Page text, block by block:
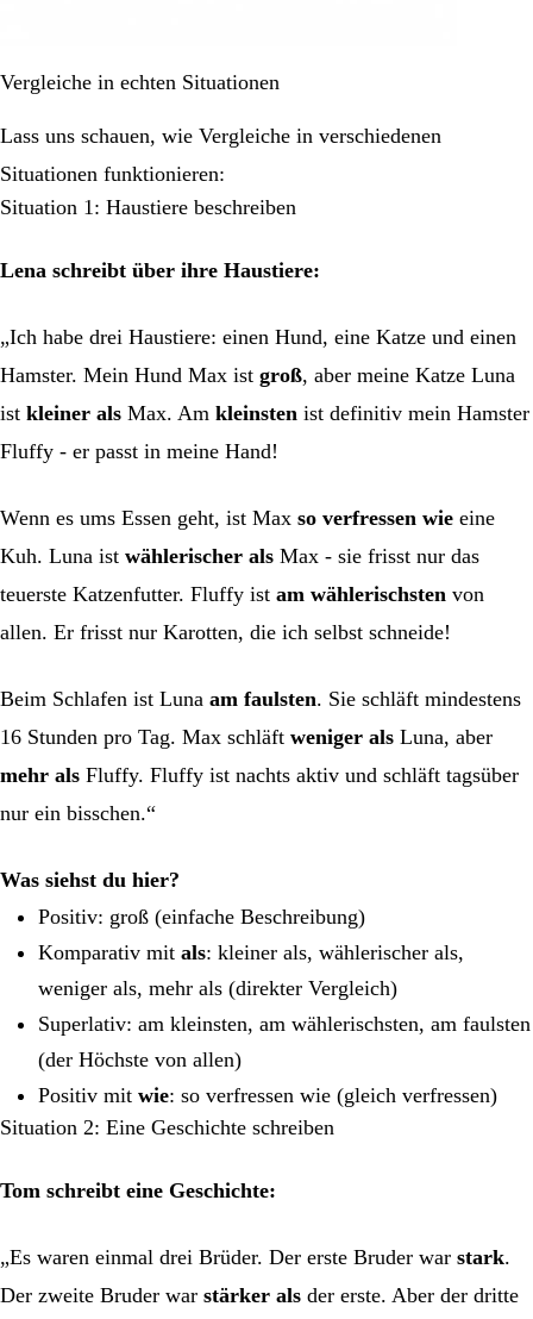
Vergleiche in echten Situationen
Lass uns schauen, wie Vergleiche in verschiedenen
Situationen funktionieren:
Situation 1: Haustiere beschreiben
Lena schreibt über ihre Haustiere:
„Ich habe drei Haustiere: einen Hund, eine Katze und einen
Hamster. Mein Hund Max ist groß, aber meine Katze Luna
ist kleiner als Max. Am kleinsten ist definitiv mein Hamster
Fluffy - er passt in meine Hand!
Wenn es ums Essen geht, ist Max so verfressen wie eine
Kuh. Luna ist wählerischer als Max - sie frisst nur das
teuerste Katzenfutter. Fluffy ist am wählerischsten von
allen. Er frisst nur Karotten, die ich selbst schneide!
Beim Schlafen ist Luna am faulsten. Sie schläft mindestens
16 Stunden pro Tag. Max schläft weniger als Luna, aber
mehr als Fluffy. Fluffy ist nachts aktiv und schläft tagsüber
nur ein bisschen.“
Was siehst du hier?
Positiv: groß (einfache Beschreibung)
Komparativ mit als: kleiner als, wählerischer als,
weniger als, mehr als (direkter Vergleich)
Superlativ: am kleinsten, am wählerischsten, am faulsten
(der Höchste von allen)
Positiv mit wie: so verfressen wie (gleich verfressen)
Situation 2: Eine Geschichte schreiben
Tom schreibt eine Geschichte:
„Es waren einmal drei Brüder. Der erste Bruder war stark.
Der zweite Bruder war stärker als der erste. Aber der dritte